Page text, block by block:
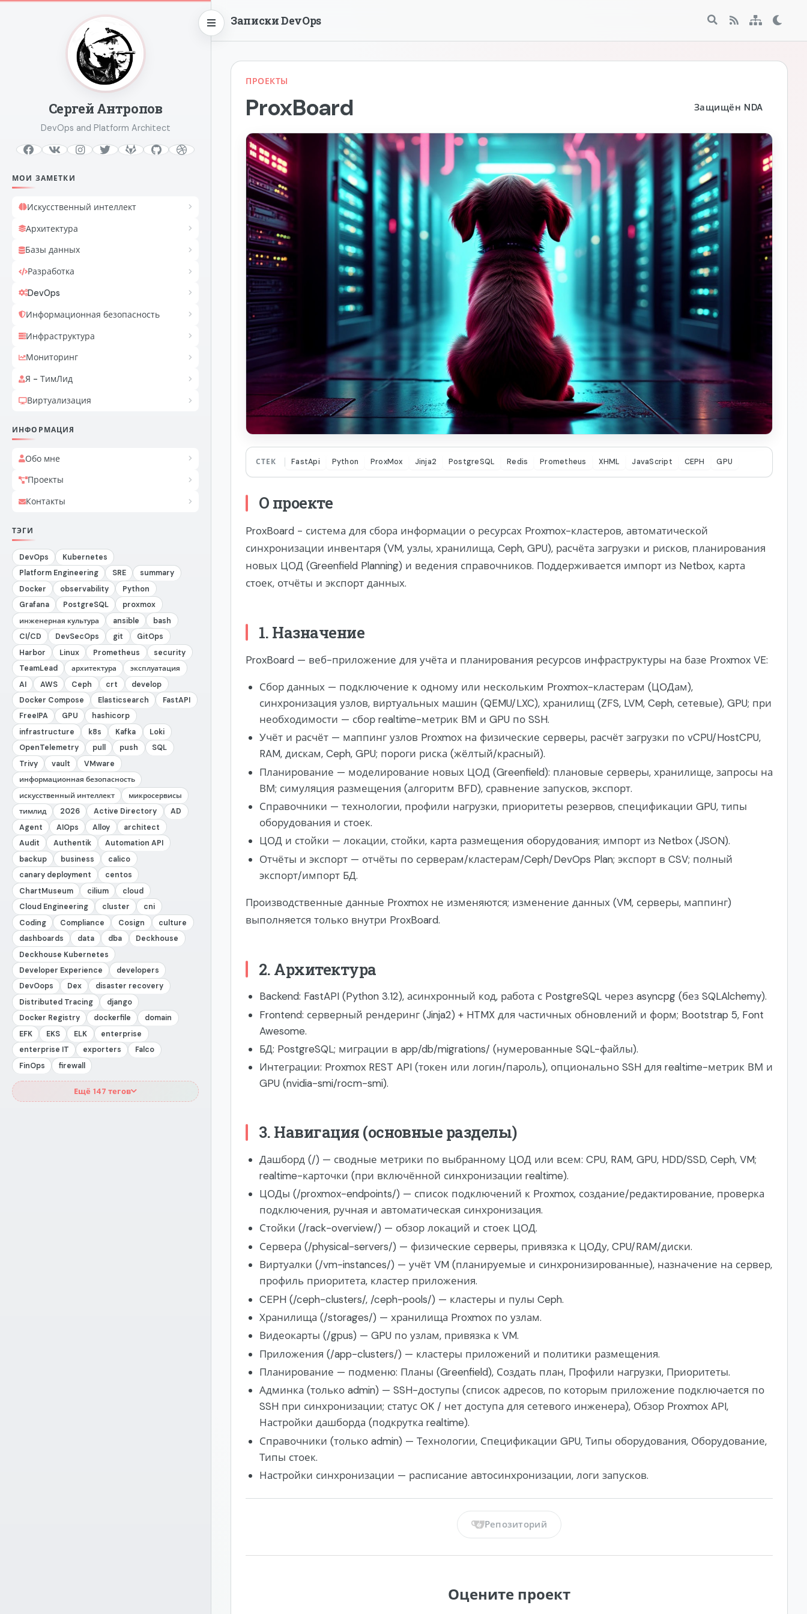
Сергей Антропов
DevOps and Platform Architect
МОИ ЗАМЕТКИ
Искусственный интеллект
Архитектура
Базы данных
Разработка
DevOps
Информационная безопасность
Инфраструктура
Мониторинг
Я - ТимЛид
Виртуализация
ИНФОРМАЦИЯ
Обо мне
Проекты
Контакты
ТЭГИ
DevOps
Kubernetes
Platform Engineering
SRE
summary
Docker
observability
Python
Grafana
PostgreSQL
proxmox
инженерная культура
ansible
bash
CI/CD
DevSecOps git
GitOps
Harbor
Linux Prometheus
security
TeamLead
архитектура
эксплуатация
AI
AWS Ceph crt
develop
Docker Compose
Elasticsearch
FastAPI
FreeIPA
GPU
hashicorp
infrastructure
k8s Kafka
Loki
OpenTelemetry
pull push
SQL
Trivy
vault
VMware
информационная безопасность
искусственный интеллект
микросервисы
тимлид
2026 Active Directory
AD
Agent
AIOps Alloy
architect
Audit
Authentik
Automation API
backup
business
calico
canary deployment
centos
ChartMuseum
cilium
cloud
Cloud Engineering
cluster
cni
Coding
Compliance Cosign
culture
dashboards
data dba
Deckhouse
Deckhouse Kubernetes
Developer Experience
developers
DevOops
Dex
disaster recovery
Distributed Tracing
django
Docker Registry
dockerfile
domain
EFK
EKS ELK
enterprise
enterprise IT
exporters
Falco
FinOps
firewall
Ещё 147 тегов
МенюЗаписки DevOps ПоискRSS Sitemap
Тема
ПРОЕКТЫ
ProxBoard Защищён NDA
СТЕК FastApi Python ProxMox Jinja2 PostgreSQL Redis Prometheus XHML JavaScript CEPH GPU
О проекте
ProxBoard - система для сбора информации о ресурсах Proxmox-кластеров, автоматической
синхронизации инвентаря (VM, узлы, хранилища, Ceph, GPU), расчёта загрузки и рисков, планирования
новых ЦОД (Greenfield Planning) и ведения справочников. Поддерживается импорт из Netbox, карта
стоек, отчёты и экспорт данных.
1. Назначение
ProxBoard — веб-приложение для учёта и планирования ресурсов инфраструктуры на базе Proxmox VE:
Сбор данных — подключение к одному или нескольким Proxmox-кластерам (ЦОДам),
синхронизация узлов, виртуальных машин (QEMU/LXC), хранилищ (ZFS, LVM, Ceph, сетевые), GPU; при
необходимости — сбор realtime-метрик ВМ и GPU по SSH.
Учёт и расчёт — маппинг узлов Proxmox на физические серверы, расчёт загрузки по vCPU/HostCPU,
RAM, дискам, Ceph, GPU; пороги риска (жёлтый/красный).
Планирование — моделирование новых ЦОД (Greenfield): плановые серверы, хранилище, запросы на
ВМ; симуляция размещения (алгоритм BFD), сравнение запусков, экспорт.
Справочники — технологии, профили нагрузки, приоритеты резервов, спецификации GPU, типы
оборудования и стоек.
ЦОД и стойки — локации, стойки, карта размещения оборудования; импорт из Netbox (JSON).
Отчёты и экспорт — отчёты по серверам/кластерам/Ceph/DevOps Plan; экспорт в CSV; полный
экспорт/импорт БД.
Производственные данные Proxmox не изменяются; изменение данных (VM, серверы, маппинг)
выполняется только внутри ProxBoard.
2. Архитектура
Backend: FastAPI (Python 3.12), асинхронный код, работа с PostgreSQL через asyncpg (без SQLAlchemy).
Frontend: серверный рендеринг (Jinja2) + HTMX для частичных обновлений и форм; Bootstrap 5, Font
Awesome.
БД: PostgreSQL; миграции в app/db/migrations/ (нумерованные SQL-файлы).
Интеграции: Proxmox REST API (токен или логин/пароль), опционально SSH для realtime-метрик ВМ и
GPU (nvidia-smi/rocm-smi).
3. Навигация (основные разделы)
Дашборд (/) — сводные метрики по выбранному ЦОД или всем: CPU, RAM, GPU, HDD/SSD, Ceph, VM;
realtime-карточки (при включённой синхронизации realtime).
ЦОДы (/proxmox-endpoints/) — список подключений к Proxmox, создание/редактирование, проверка
подключения, ручная и автоматическая синхронизация.
Стойки (/rack-overview/) — обзор локаций и стоек ЦОД.
Сервера (/physical-servers/) — физические серверы, привязка к ЦОДу, CPU/RAM/диски.
Виртуалки (/vm-instances/) — учёт VM (планируемые и синхронизированные), назначение на сервер,
профиль приоритета, кластер приложения.
CEPH (/ceph-clusters/, /ceph-pools/) — кластеры и пулы Ceph.
Хранилища (/storages/) — хранилища Proxmox по узлам.
Видеокарты (/gpus) — GPU по узлам, привязка к VM.
Приложения (/app-clusters/) — кластеры приложений и политики размещения.
Планирование — подменю: Планы (Greenfield), Создать план, Профили нагрузки, Приоритеты.
Админка (только admin) — SSH-доступы (список адресов, по которым приложение подключается по
SSH при синхронизации; статус OK / нет доступа для сетевого инженера), Обзор Proxmox API,
Настройки дашборда (подкрутка realtime).
Справочники (только admin) — Технологии, Спецификации GPU, Типы оборудования, Оборудование,
Типы стоек.
Настройки синхронизации — расписание автосинхронизации, логи запусков.
Репозиторий
Оцените проект